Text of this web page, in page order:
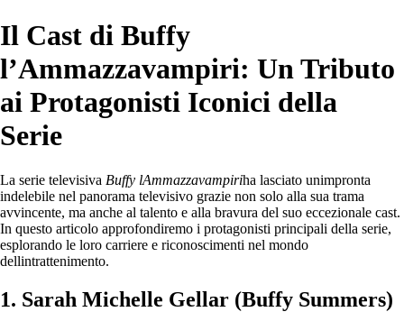
Il Cast di Buffy
l’Ammazzavampiri: Un Tributo
ai Protagonisti Iconici della
Serie
La serie televisiva Buffy lAmmazzavampiriha lasciato unimpronta
indelebile nel panorama televisivo grazie non solo alla sua trama
avvincente, ma anche al talento e alla bravura del suo eccezionale cast.
In questo articolo approfondiremo i protagonisti principali della serie,
esplorando le loro carriere e riconoscimenti nel mondo
dellintrattenimento.
1. Sarah Michelle Gellar (Buffy Summers)